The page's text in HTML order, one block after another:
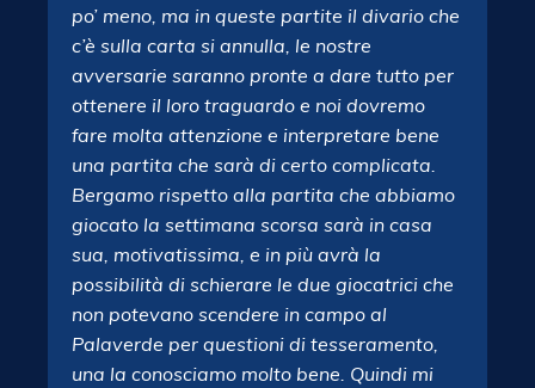
po’ meno, ma in queste partite il divario che
c’è sulla carta si annulla, le nostre
avversarie saranno pronte a dare tutto per
ottenere il loro traguardo e noi dovremo
fare molta attenzione e interpretare bene
una partita che sarà di certo complicata.
Bergamo rispetto alla partita che abbiamo
giocato la settimana scorsa sarà in casa
sua, motivatissima, e in più avrà la
possibilità di schierare le due giocatrici che
non potevano scendere in campo al
Palaverde per questioni di tesseramento,
una la conosciamo molto bene. Quindi mi